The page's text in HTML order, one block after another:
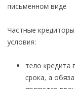
Частные
условия:
тело кредита
срока, а